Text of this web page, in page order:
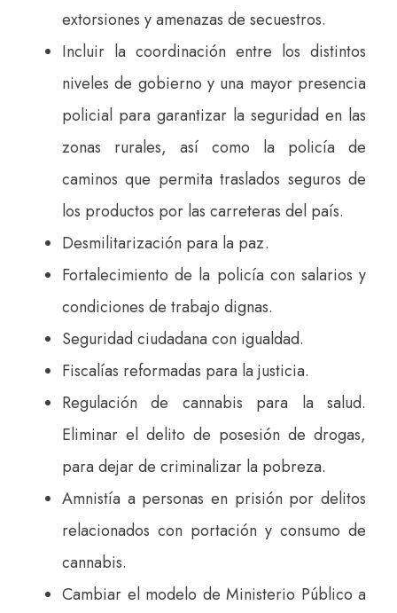
extorsiones y amenazas de secuestros.
Incluir la coordinación entre los distintos
niveles de gobierno y una mayor presencia
policial para garantizar la seguridad en las
zonas rurales, así como la policía de
caminos que permita traslados seguros de
los productos por las carreteras del país.
Desmilitarización para la paz.
Fortalecimiento de la policía con salarios y
condiciones de trabajo dignas.
Seguridad ciudadana con igualdad.
Fiscalías reformadas para la justicia.
Regulación de cannabis para la salud.
Eliminar el delito de posesión de drogas,
para dejar de criminalizar la pobreza.
Amnistía a personas en prisión por delitos
relacionados con portación y consumo de
cannabis.
Cambiar el modelo de Ministerio Público a